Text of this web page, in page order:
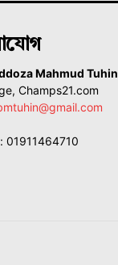
Mahmud Tuhin
Champs21.com
01911464710